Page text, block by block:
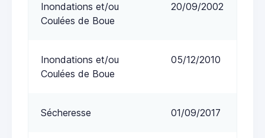
Inondations et/ou
Coulées de Boue
20/09/2002
Inondations et/ou
Coulées de Boue
05/12/2010
Sécheresse 01/09/2017